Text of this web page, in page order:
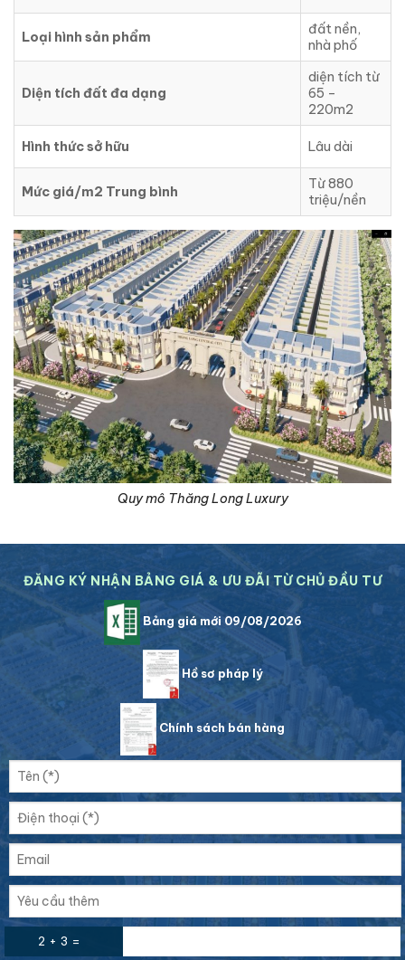
Loại hình sản phẩm
đất nền,
nhà phố
Diện tích đất đa dạng
diện tích từ
65 –
220m2
Hình thức sở hữu Lâu dài
Mức giá/m2 Trung bình
Từ 880
triệu/nền
Quy mô Thăng Long Luxury
ĐĂNG KÝ NHẬN BẢNG GIÁ & ƯU ĐÃI TỪ CHỦ ĐẦU TƯ
Bảng giá mới 09/08/2026
Hồ sơ pháp lý
Chính sách bán hàng
2 + 3 =